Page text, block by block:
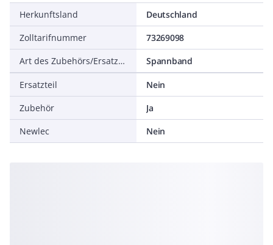
Herkunftsland
Deutschland
Zolltarifnummer
73269098
Art des Zubehörs/Ersatzteils
Spannband
Ersatzteil
Nein
Zubehör
Ja
Newlec
Nein